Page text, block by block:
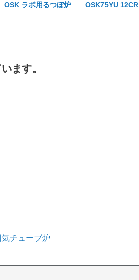
OSK ラボ用るつぼ炉 OSK75YU 12CR
ます。
チューブ炉